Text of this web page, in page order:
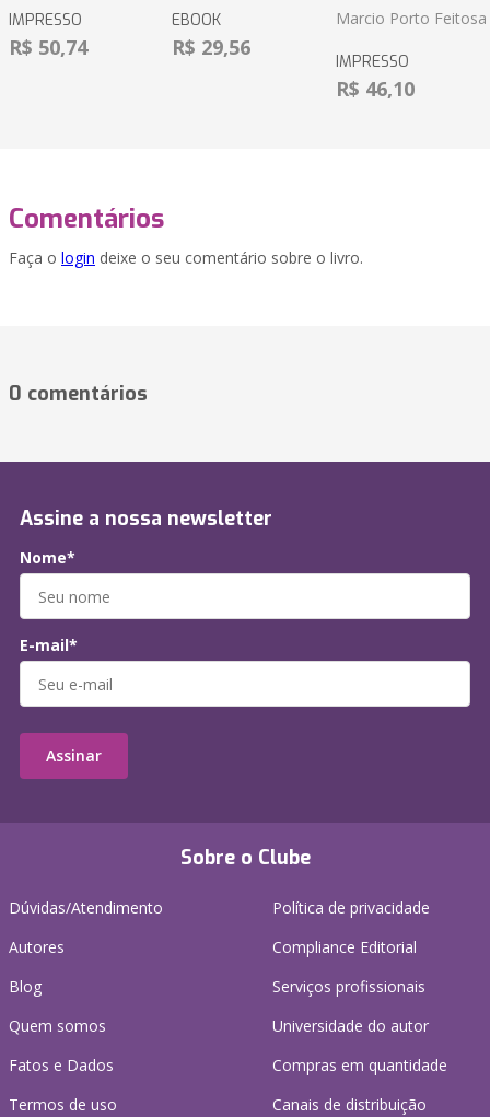
IMPRESSO
R$ 50,74
EBOOK
R$ 29,56
Marcio Porto Feitosa
IMPRESSO
R$ 46,10
Comentários
Faça o login deixe o seu comentário sobre o livro.
0 comentários
Sobre o Clube
Dúvidas/Atendimento
Autores
Blog
Quem somos
Fatos e Dados
Termos de uso
Política de privacidade
Compliance Editorial
Serviços profissionais
Universidade do autor
Compras em quantidade
Canais de distribuição
Assine a nossa newsletter
Nome*
E-mail*
Assinar